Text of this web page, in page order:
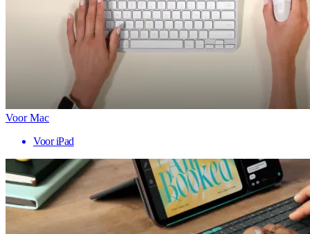
Voor Mac
Voor iPad